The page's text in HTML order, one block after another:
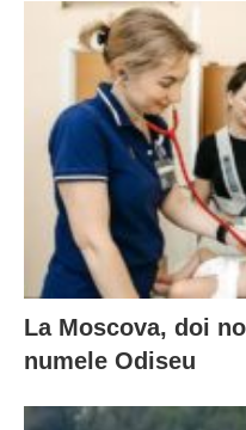
La Moscova, doi
numele Odiseu